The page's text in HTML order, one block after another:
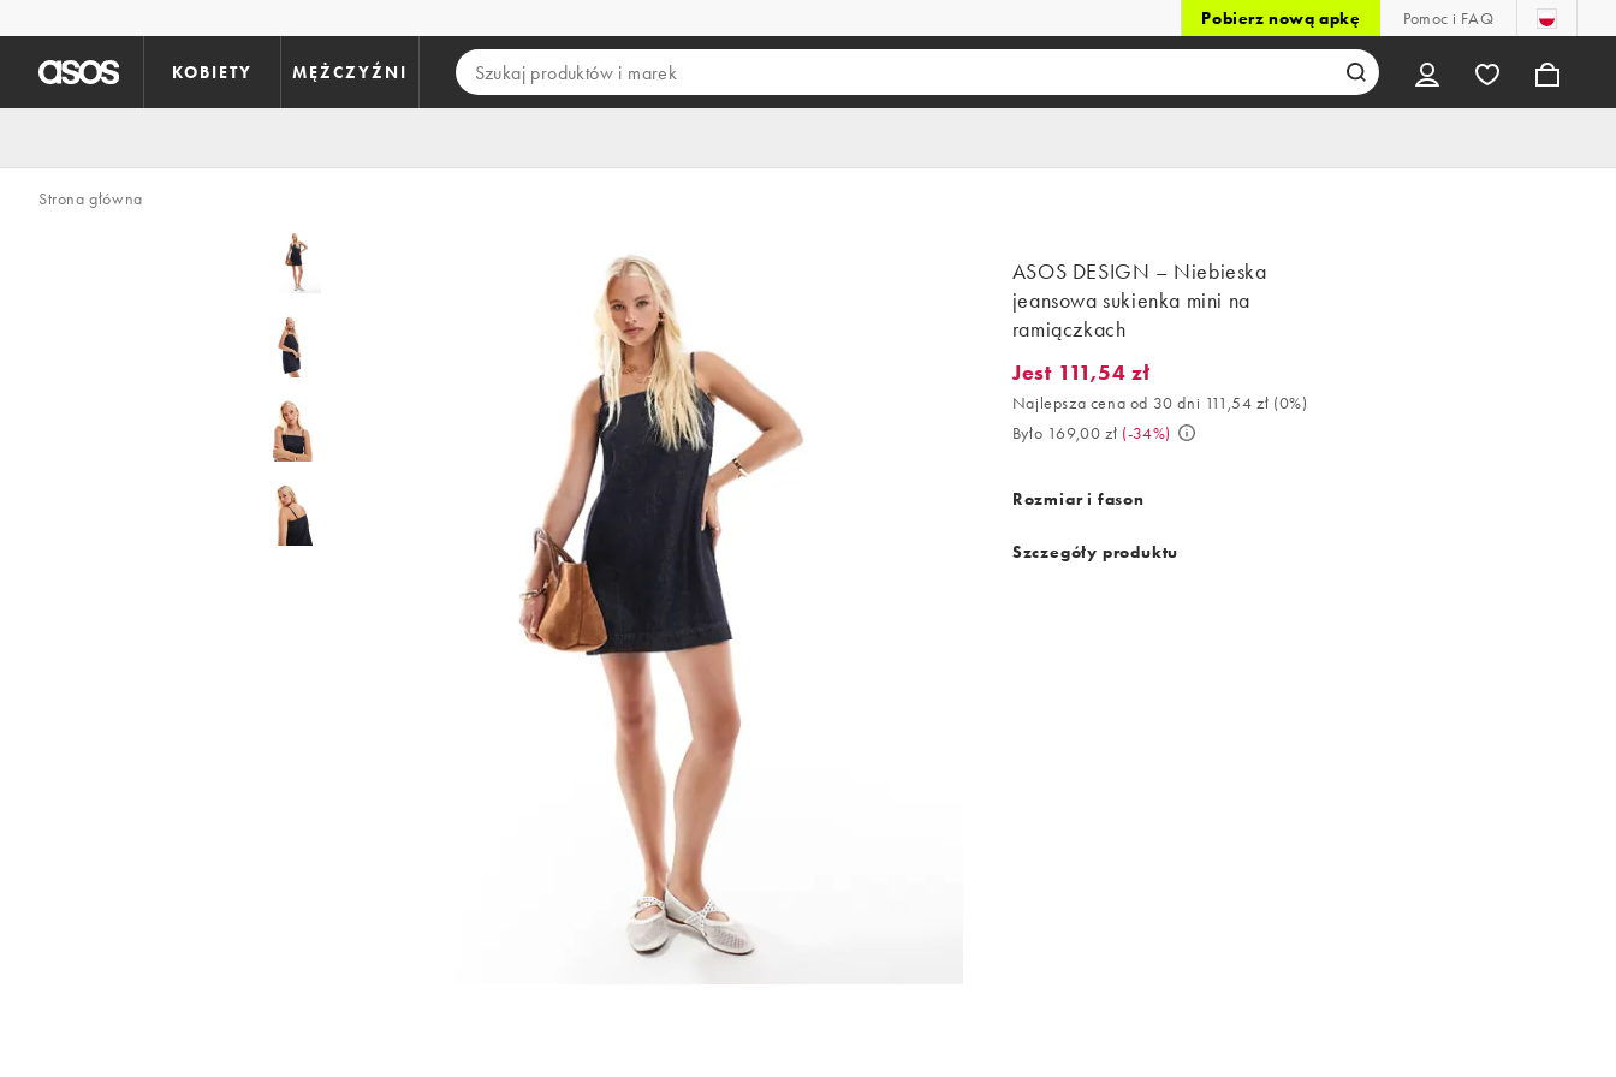
Pobierz nową apkę Pomoc i FAQ
KOBIETY MĘŻCZYŹNI
Strona główna
ASOS DESIGN – Niebieska
jeansowa sukienka mini na
ramiączkach
Jest 111,54 zł. Najlepsza cena od 30 dni 111,54 zł (0%). Było 169,00 zł. (-
Jest 111,54 zł
Najlepsza cena od 30 dni 111,54 zł (0%)
Było 169,00 zł (-34%)
Rozmiar i fason
Szczegóły produktu